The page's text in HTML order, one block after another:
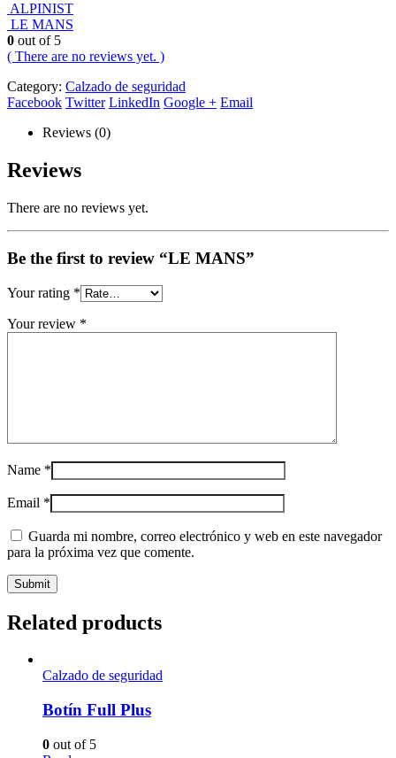
ALPINIST
LE MANS
0 out of 5
( There are no reviews yet. )
Category: Calzado de seguridad
Facebook Twitter LinkedIn Google + Email
Reviews (0)
Reviews
There are no reviews yet.
Be the first to review “LE MANS”
Your rating *
Your review *
Name *
Email *
Guarda mi nombre, correo electrónico y web en este navegador
para la próxima vez que comente.
Related products
Calzado de seguridad
Botín Full Plus
0 out of 5